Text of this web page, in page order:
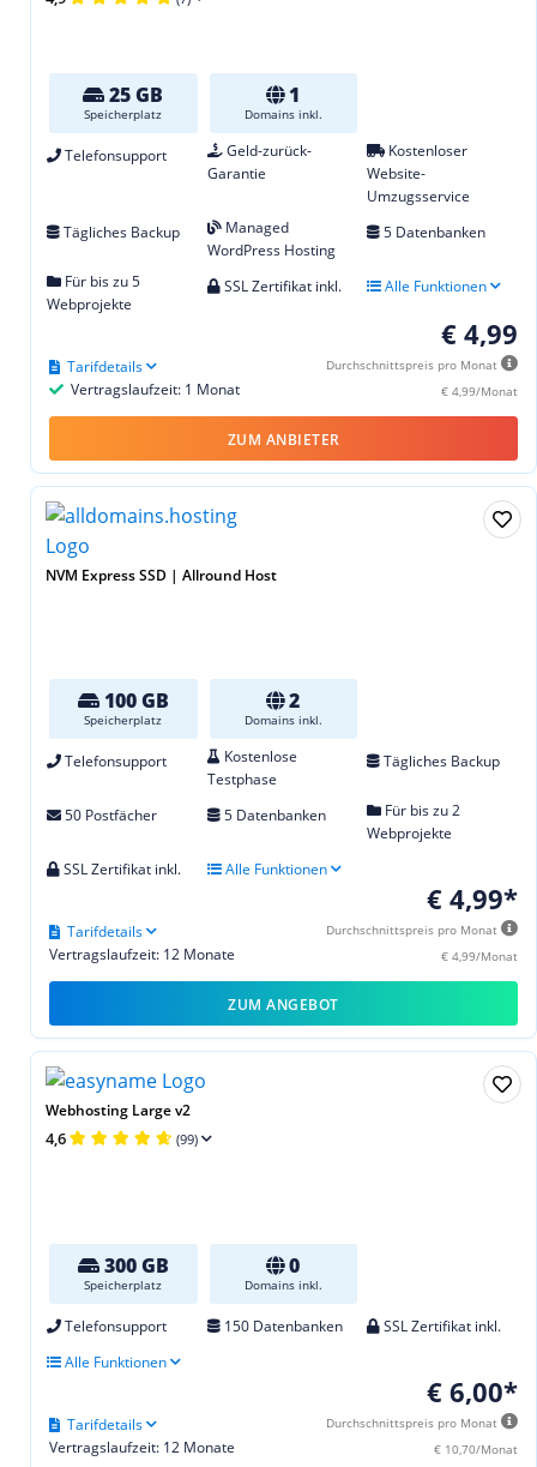
25 GB
Speicherplatz
1
Domains inkl.
Telefonsupport
Geld-zurück-
Garantie
Kostenloser
Website-
Umzugsservice
Tägliches Backup
Managed
WordPress Hosting
5 Datenbanken
Für bis zu 5
Webprojekte
SSL Zertifikat inkl. Alle Funktionen
€ 4,99
Durchschnittspreis pro Monat
€ 4,99/Monat
Vertragslaufzeit: 1 Monat
Tarifdetails
ZUM ANBIETER
NVM Express SSD | Allround Host
100 GB
Speicherplatz
2
Domains inkl.
Telefonsupport
Kostenlose
Testphase
Tägliches Backup
50 Postfächer 5 Datenbanken
Für bis zu 2
Webprojekte
SSL Zertifikat inkl.
Alle Funktionen
€ 4,99*
Durchschnittspreis pro Monat
€ 4,99/Monat
Vertragslaufzeit: 12 Monate
Tarifdetails
ZUM ANGEBOT
Webhosting Large v2
4,6 (99)
300 GB
Speicherplatz
0
Domains inkl.
Telefonsupport 150 Datenbanken
SSL Zertifikat inkl.
Alle Funktionen
€ 6,00*
Durchschnittspreis pro Monat
€ 10,70/Monat
Vertragslaufzeit: 12 Monate
Tarifdetails